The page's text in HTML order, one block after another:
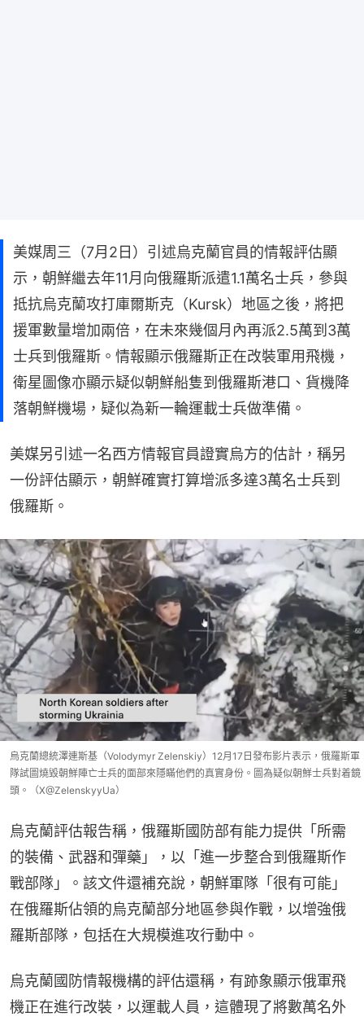
美媒周三（7月2日）引述烏克蘭官員的情報評估顯
示，朝鮮繼去年11月向俄羅斯派遣1.1萬名士兵，參與
抵抗烏克蘭攻打庫爾斯克（Kursk）地區之後，將把
援軍數量增加兩倍，在未來幾個月內再派2.5萬到3萬
士兵到俄羅斯。情報顯示俄羅斯正在改裝軍用飛機，
衛星圖像亦顯示疑似朝鮮船隻到俄羅斯港口、貨機降
落朝鮮機場，疑似為新一輪運載士兵做準備。
美媒另引述一名西方情報官員證實烏方的估計，稱另
一份評估顯示，朝鮮確實打算增派多達3萬名士兵到
俄羅斯。
烏克蘭總統澤連斯基（Volodymyr Zelenskiy）12月17日發布影片表示，俄羅斯軍
隊試圖燒毀朝鮮陣亡士兵的面部來隱瞞他們的真實身份。圖為疑似朝鮮士兵對着鏡
頭。（X@ZelenskyyUa）
烏克蘭評估報告稱，俄羅斯國防部有能力提供「所需
的裝備、武器和彈藥」，以「進一步整合到俄羅斯作
戰部隊」。該文件還補充說，朝鮮軍隊「很有可能」
在俄羅斯佔領的烏克蘭部分地區參與作戰，以增強俄
羅斯部隊，包括在大規模進攻行動中。
烏克蘭國防情報機構的評估還稱，有跡象顯示俄軍飛
機正在進行改裝，以運載人員，這體現了將數萬名外